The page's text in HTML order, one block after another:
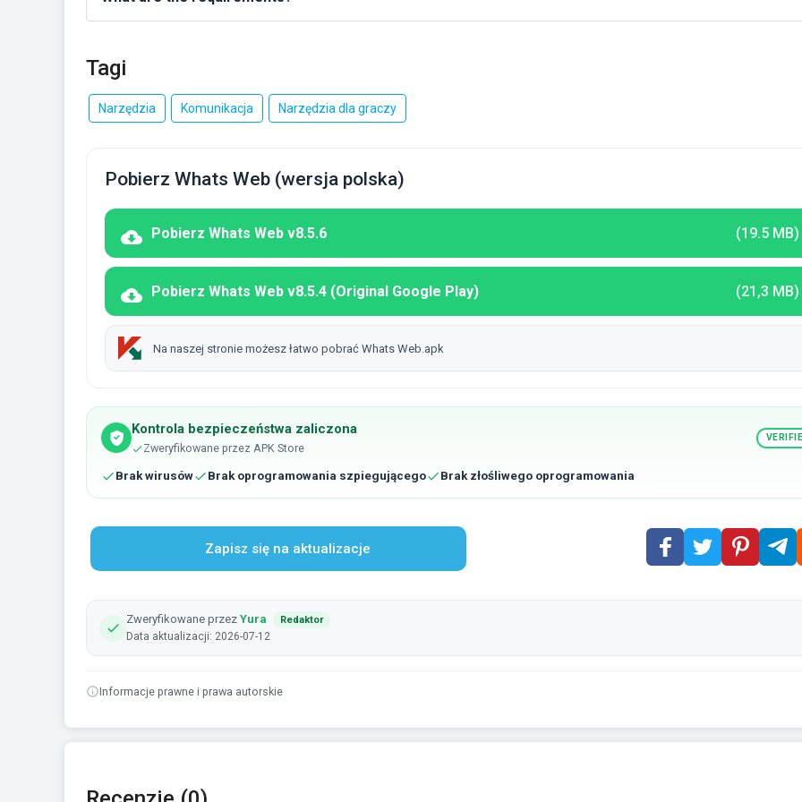
Tagi
Narzędzia Komunikacja Narzędzia dla graczy
Pobierz Whats Web (wersja polska)
Pobierz Whats Web v8.5.6 (19.5 MB)
Pobierz Whats Web v8.5.4 (Original Google Play) (21,3 MB)
Na naszej stronie możesz łatwo pobrać Whats Web.apk
Kontrola bezpieczeństwa zaliczona
Zweryfikowane przez APK Store
Brak wirusów Brak oprogramowania szpiegującego Brak złośliwego oprogramowania
Zapisz się na aktualizacje
Zweryfikowane przez Yura Redaktor
Data aktualizacji: 2026-07-12
Informacje prawne i prawa autorskie